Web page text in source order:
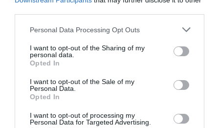
Personal Data Processing Opt Outs
I want to opt-out of the Sharing of my
personal data.
Opted In
I want to opt-out of the Sale of my
Personal Data.
Opted In
I want to opt-out of processing my
Personal Data for Targeted Advertising.
Noticias y novedades
Redacción
La comandancia de la Guardia Civil ha
Colegio Oficial de Farmacéuticos de Toledo
para impartir charlas formativas entre el
seguridad de las personas mayores. Con
esta colaboración, se pretende reforzar la
mayores en el desempeño de su trabajo
diario.